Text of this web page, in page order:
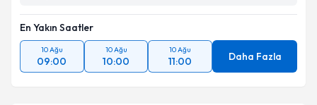
En Yakın Saatler
10 Ağu
09:00
10 Ağu
10:00
10 Ağu
11:00 Daha Fazla